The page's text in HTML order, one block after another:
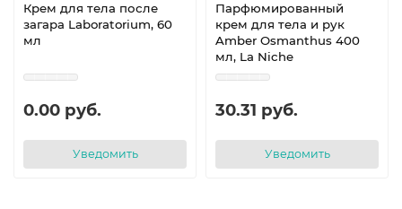
Крем для тела после
загара Laboratorium, 60
мл
0.00 руб.
Уведомить
Парфюмированный
крем для тела и рук
Amber Osmanthus 400
мл, La Niche
30.31 руб.
Уведомить